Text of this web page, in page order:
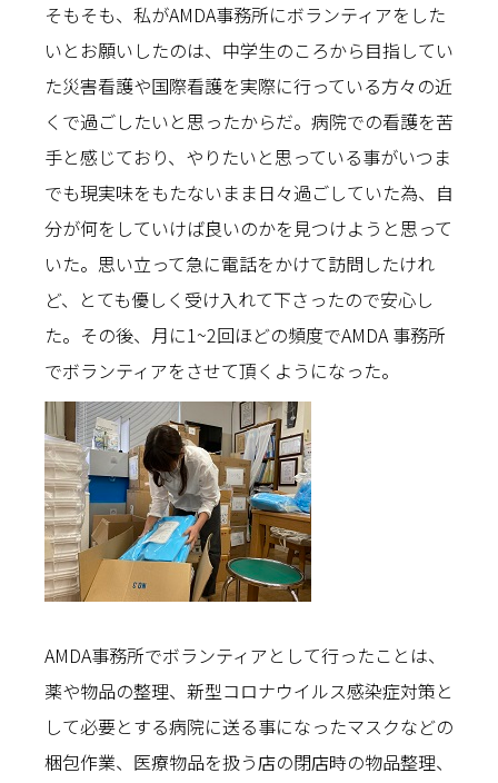
そもそも、私がAMDA事務所にボランティアをした
いとお願いしたのは、中学生のころから目指してい
た災害看護や国際看護を実際に行っている方々の近
くで過ごしたいと思ったからだ。病院での看護を苦
手と感じており、やりたいと思っている事がいつま
でも現実味をもたないまま日々過ごしていた為、自
分が何をしていけば良いのかを見つけようと思って
いた。思い立って急に電話をかけて訪問したけれ
ど、とても優しく受け入れて下さったので安心し
た。その後、月に1~2回ほどの頻度でAMDA 事務所
でボランティアをさせて頂くようになった。
AMDA事務所でボランティアとして行ったことは、
薬や物品の整理、新型コロナウイルス感染症対策と
して必要とする病院に送る事になったマスクなどの
梱包作業、医療物品を扱う店の閉店時の物品整理、